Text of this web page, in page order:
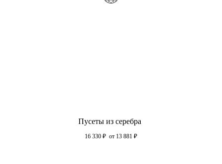
Пусеты из серебра
16 330 ₽ от 13 881 ₽